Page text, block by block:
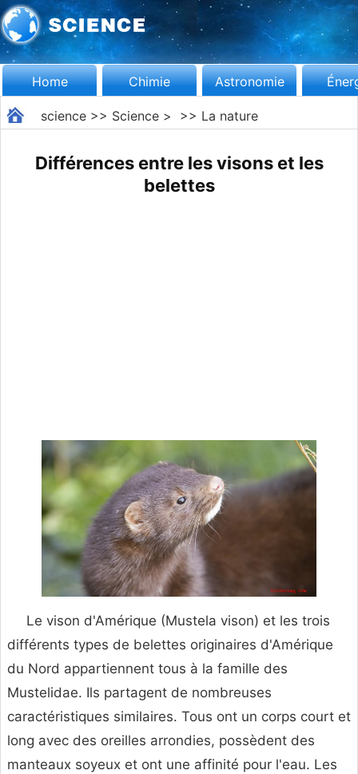
Home Chimie Astronomie
science>> Science> >> La nature
Différences entre les visons et les
belettes
Le vison d'Amérique (Mustela vison) et les trois
différents types de belettes originaires d'Amérique
du Nord appartiennent tous à la famille des
Mustelidae. Ils partagent de nombreuses
caractéristiques similaires. Tous ont un corps court et
long avec des oreilles arrondies, possèdent des
manteaux soyeux et ont une affinité pour l'eau. Les